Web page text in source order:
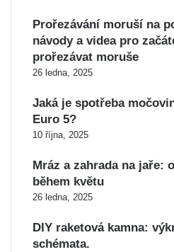
Prořezávání moruší na
návody a videa pro
prořezávat moruše
26 ledna, 2025
Jaká je spotřeba
Euro 5?
10 října, 2025
Mráz a zahrada na jaře:
během květu
26 ledna, 2025
DIY raketová kamna:
schémata.